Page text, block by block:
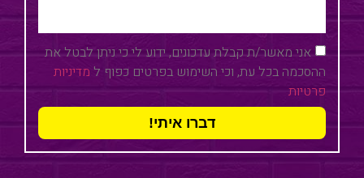
אני מאשר/ת קבלת עדכונים, ידוע לי כי ניתן לבטל את
ההסכמה בכל עת, וכי השימוש בפרטים כפוף ל מדיניות
פרטיות
דברו איתי!